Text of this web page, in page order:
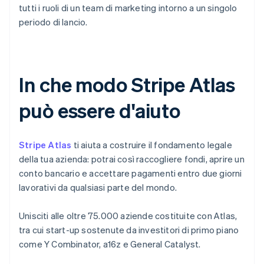
tutti i ruoli di un team di marketing intorno a un singolo
periodo di lancio.
In che modo Stripe Atlas
può essere d'aiuto
Stripe Atlas ti aiuta a costruire il fondamento legale
della tua azienda: potrai così raccogliere fondi, aprire un
conto bancario e accettare pagamenti entro due giorni
lavorativi da qualsiasi parte del mondo.
Unisciti alle oltre 75.000 aziende costituite con Atlas,
tra cui start-up sostenute da investitori di primo piano
come Y Combinator, a16z e General Catalyst.